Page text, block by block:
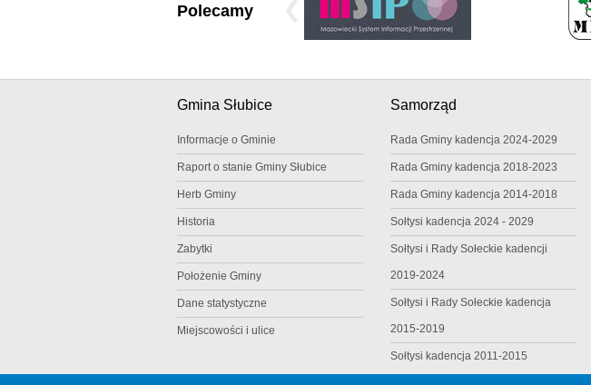
Polecamy
Gmina Słubice
Informacje o Gminie
Raport o stanie Gminy Słubice
Herb Gminy
Historia
Zabytki
Położenie Gminy
Dane statystyczne
Miejscowości i ulice
Samorząd
Rada Gminy kadencja 2024-2029
Rada Gminy kadencja 2018-2023
Rada Gminy kadencja 2014-2018
Sołtysi kadencja 2024 - 2029
Sołtysi i Rady Sołeckie kadencji
2019-2024
Sołtysi i Rady Sołeckie kadencja
2015-2019
Sołtysi kadencja 2011-2015